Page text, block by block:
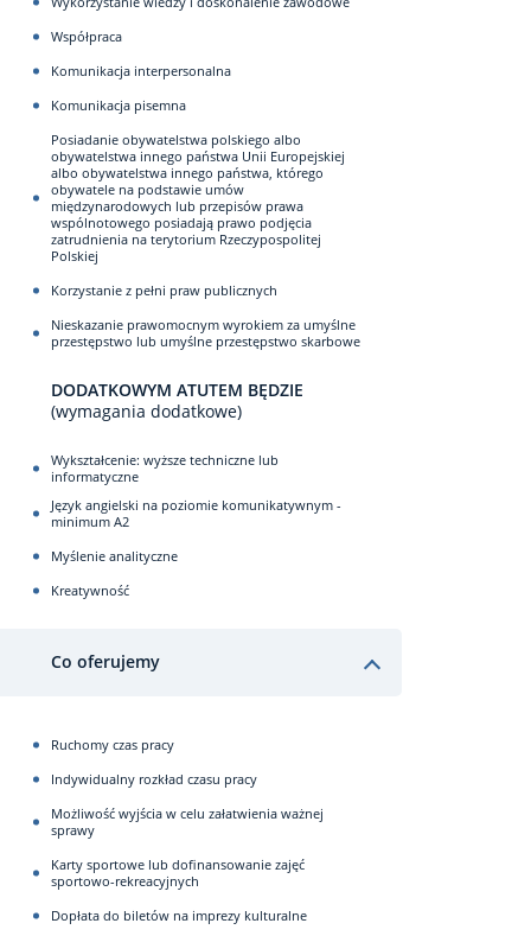
Współpraca
Komunikacja interpersonalna
Komunikacja pisemna
Posiadanie obywatelstwa polskiego albo
obywatelstwa innego państwa Unii Europejskiej
albo obywatelstwa innego państwa, którego
obywatele na podstawie umów
międzynarodowych lub przepisów prawa
wspólnotowego posiadają prawo podjęcia
zatrudnienia na terytorium Rzeczypospolitej
Polskiej
Korzystanie z pełni praw publicznych
Nieskazanie prawomocnym wyrokiem za umyślne
przestępstwo lub umyślne przestępstwo skarbowe
DODATKOWYM ATUTEM BĘDZIE
(wymagania dodatkowe)
Wykształcenie: wyższe techniczne lub
informatyczne
Język angielski na poziomie komunikatywnym -
minimum A2
Myślenie analityczne
Kreatywność
Co oferujemy
Ruchomy czas pracy
Indywidualny rozkład czasu pracy
Możliwość wyjścia w celu załatwienia ważnej
sprawy
Karty sportowe lub dofinansowanie zajęć
sportowo-rekreacyjnych
Dopłata do biletów na imprezy kulturalne